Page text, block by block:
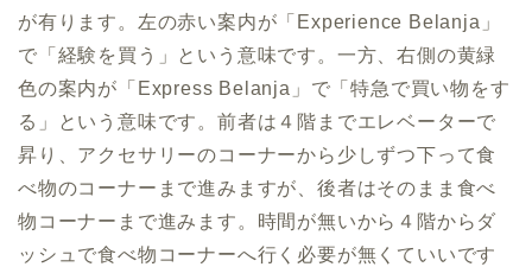
が有ります。左の赤い案内が「Experience Belanja」
で「経験を買う」という意味です。一方、右側の黄緑
色の案内が「Express Belanja」で「特急で買い物をす
る」という意味です。前者は４階までエレベーターで
昇り、アクセサリーのコーナーから少しずつ下って食
べ物のコーナーまで進みますが、後者はそのまま食べ
物コーナーまで進みます。時間が無いから４階からダ
ッシュで食べ物コーナーへ行く必要が無くていいです